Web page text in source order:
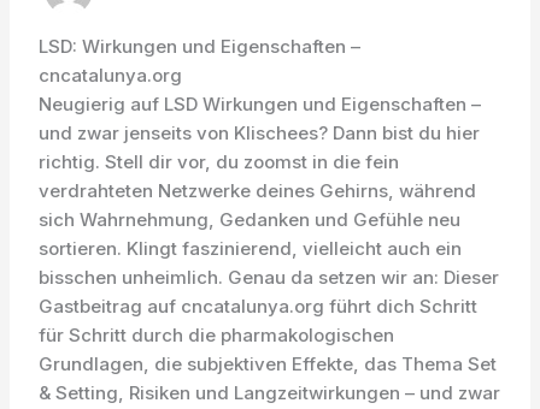
LSD: Wirkungen und Eigenschaften –
cncatalunya.org
Neugierig auf LSD Wirkungen und Eigenschaften –
und zwar jenseits von Klischees? Dann bist du hier
richtig. Stell dir vor, du zoomst in die fein
verdrahteten Netzwerke deines Gehirns, während
sich Wahrnehmung, Gedanken und Gefühle neu
sortieren. Klingt faszinierend, vielleicht auch ein
bisschen unheimlich. Genau da setzen wir an: Dieser
Gastbeitrag auf cncatalunya.org führt dich Schritt
für Schritt durch die pharmakologischen
Grundlagen, die subjektiven Effekte, das Thema Set
& Setting, Risiken und Langzeitwirkungen – und zwar